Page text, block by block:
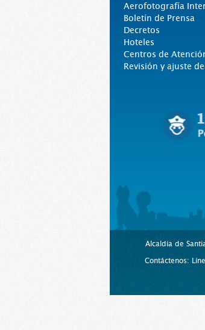
Aerofotografía
Boletín de Prensa
Decretos
Hoteles
Centros de
Revisión y ajuste
Alcaldía de
Contáctenos: